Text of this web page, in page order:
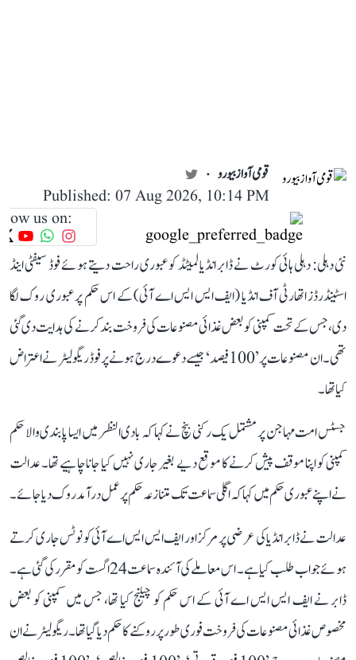
قومی آواز بیورو
Published: 07 Aug 2026, 10:14 PM
us on:
نئی دہلی: دہلی ہائی کورٹ نے ڈابر انڈیا لمیٹڈ کو عبوری راحت دیتے ہوئے فوڈ سیفٹی اینڈ
اسٹینڈرڈز اتھارٹی آف انڈیا (ایف ایس ایس اے آئی) کے اس حکم پر عبوری روک لگا
دی، جس کے تحت کمپنی کو بعض غذائی مصنوعات کی فروخت بند کرنے کی ہدایت دی گئی
تھی۔ ان مصنوعات پر ’100 فیصد‘ جیسے دعوے درج ہونے پر فوڈ ریگولیٹر نے اعتراض
کیا تھا۔
جسٹس امت مہاجن پر مشتمل یک رکنی بنچ نے کہا کہ بادی النظر میں ایسا پابندی والا حکم
کمپنی کو اپنا موقف پیش کرنے کا موقع دیے بغیر جاری نہیں کیا جانا چاہیے تھا۔ عدالت
نے اپنے عبوری حکم میں کہا کہ اگلی سماعت تک متنازعہ حکم پر عمل درآمد روک دیا جائے۔
عدالت نے ڈابر انڈیا کی عرضی پر مرکز اور ایف ایس ایس اے آئی کو نوٹس جاری کرتے
ہوئے جواب طلب کیا ہے۔ اس معاملے کی آئندہ سماعت 24 اگست کو مقرر کی گئی ہے۔
ڈابر نے ایف ایس ایس اے آئی کے اس حکم کو چیلنج کیا تھا، جس میں کمپنی کو بعض
مخصوص غذائی مصنوعات کی فروخت فوری طور پر روکنے کا حکم دیا گیا تھا۔ ریگولیٹر نے ان